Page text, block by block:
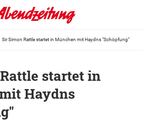
Sir Simon Rattle startet in München mit Haydns "Schöpfung"
startet in
Haydns